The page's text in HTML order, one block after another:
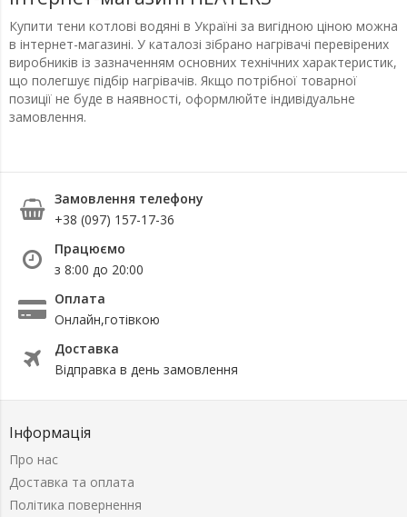
Купити тени котлові водяні в Україні за вигідною ціною можна
в інтернет-магазині. У каталозі зібрано нагрівачі перевірених
виробників із зазначенням основних технічних характеристик,
що полегшує підбір нагрівачів. Якщо потрібної товарної
позиції не буде в наявності, оформлюйте індивідуальне
замовлення.
Замовлення телефону
+38 (097) 157-17-36
Працюємо
з 8:00 до 20:00
Оплата
Онлайн,готівкою
Доставка
Відправка в день замовлення
Інформація
Про нас
Доставка та оплата
Політика повернення